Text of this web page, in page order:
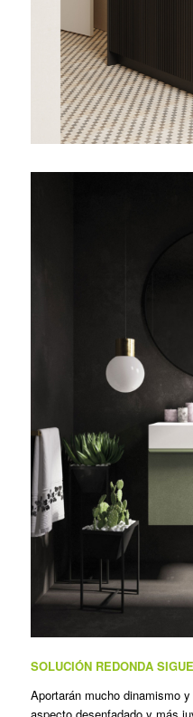
SOLUCIÓN REDONDA
Aportarán mucho dinamismo